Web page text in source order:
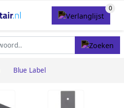
Blue Label